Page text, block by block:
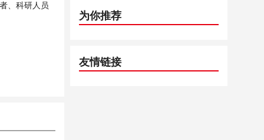
、科研人员
为你推荐
友情链接